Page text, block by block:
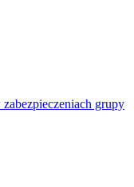
grupy